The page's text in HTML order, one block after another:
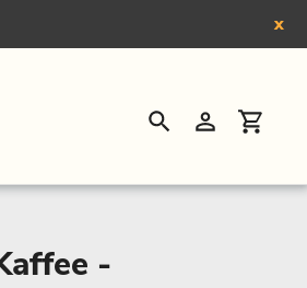
x
SuchenEinloggen
-